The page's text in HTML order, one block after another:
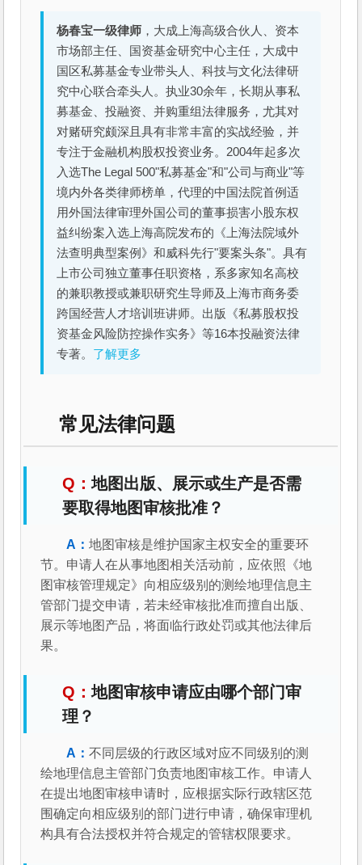
杨春宝一级律师 ，大成上海高级合伙人、资本
市场部主任、国资基金研究中心主任，大成中
国区私募基金专业带头人、科技与文化法律研
究中心联合牵头人。执业30余年，长期从事私
募基金、投融资、并购重组法律服务，尤其对
对赌研究颇深且具有非常丰富的实战经验，并
专注于金融机构股权投资业务。2004年起多次
入选The Legal 500"私募基金"和"公司与商业"等
境内外各类律师榜单，代理的中国法院首例适
用外国法律审理外国公司的董事损害小股东权
益纠纷案入选上海高院发布的《上海法院域外
法查明典型案例》和威科先行"要案头条"。具有
上市公司独立董事任职资格，系多家知名高校
的兼职教授或兼职研究生导师及上海市商务委
跨国经营人才培训班讲师。出版《私募股权投
资基金风险防控操作实务》等16本投融资法律
专著。 了解更多
常见法律问题
地图出版、展示或生产是否需
要取得地图审核批准？
地图审核是维护国家主权安全的重要环
节。申请人在从事地图相关活动前，应依照《地
图审核管理规定》向相应级别的测绘地理信息主
管部门提交申请，若未经审核批准而擅自出版、
展示等地图产品，将面临行政处罚或其他法律后
果。
地图审核申请应由哪个部门审
理？
不同层级的行政区域对应不同级别的测
绘地理信息主管部门负责地图审核工作。申请人
在提出地图审核申请时，应根据实际行政辖区范
围确定向相应级别的部门进行申请，确保审理机
构具有合法授权并符合规定的管辖权限要求。